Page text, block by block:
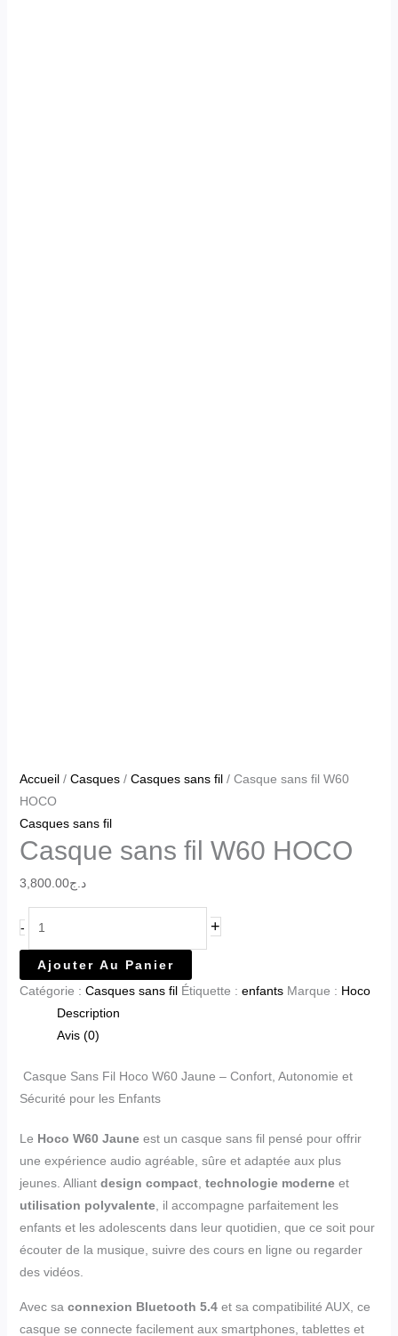
Accueil/ Casques/ Casques sans fil/ Casque sans fil W60
HOCO
Casques sans fil
Casque sans fil W60 HOCO
د.ج3,800.00
- +
Ajouter Au Panier
Catégorie : Casques sans fil Étiquette : enfants Marque : Hoco
Description
Avis (0)
Casque Sans Fil Hoco W60 Jaune – Confort, Autonomie et
Sécurité pour les Enfants
Le Hoco W60 Jauneest un casque sans fil pensé pour offrir
une expérience audio agréable, sûre et adaptée aux plus
jeunes. Alliant design compact, technologie moderneet
utilisation polyvalente, il accompagne parfaitement les
enfants et les adolescents dans leur quotidien, que ce soit pour
écouter de la musique, suivre des cours en ligne ou regarder
des vidéos.
Avec sa connexion Bluetooth 5.4et sa compatibilité AUX, ce
casque se connecte facilement aux smartphones, tablettes et